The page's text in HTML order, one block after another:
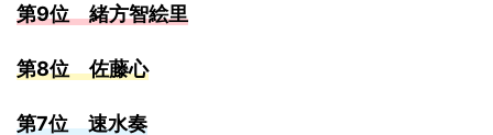
第9位 緒方智絵里
第8位 佐藤心
第7位 速水奏